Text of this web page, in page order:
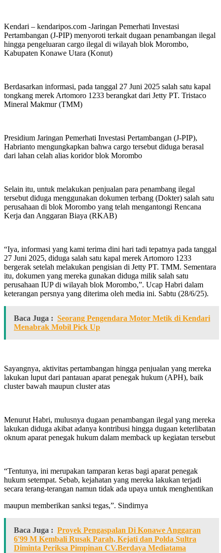
Kendari – kendaripos.com -Jaringan Pemerhati Investasi
Pertambangan (J-PIP) menyoroti terkait dugaan penambangan ilegal
hingga pengeluaran cargo ilegal di wilayah blok Morombo,
Kabupaten Konawe Utara (Konut)
Berdasarkan informasi, pada tanggal 27 Juni 2025 salah satu kapal
tongkang merek Artomoro 1233 berangkat dari Jetty PT. Tristaco
Mineral Makmur (TMM)
Presidium Jaringan Pemerhati Investasi Pertambangan (J-PIP),
Habrianto mengungkapkan bahwa cargo tersebut diduga berasal
dari lahan celah alias koridor blok Morombo
Selain itu, untuk melakukan penjualan para penambang ilegal
tersebut diduga menggunakan dokumen terbang (Dokter) salah satu
perusahaan di blok Morombo yang telah mengantongi Rencana
Kerja dan Anggaran Biaya (RKAB)
“Iya, informasi yang kami terima dini hari tadi tepatnya pada tanggal
27 Juni 2025, diduga salah satu kapal merek Artomoro 1233
bergerak setelah melakukan pengisian di Jetty PT. TMM. Sementara
itu, dokumen yang mereka gunakan diduga milik salah satu
perusahaan IUP di wilayah blok Morombo,”. Ucap Habri dalam
keterangan persnya yang diterima oleh media ini. Sabtu (28/6/25).
Baca Juga : Seorang Pengendara Motor Metik di Kendari
Menabrak Mobil Pick Up
Sayangnya, aktivitas pertambangan hingga penjualan yang mereka
lakukan luput dari pantauan aparat penegak hukum (APH), baik
cluster bawah maupun cluster atas
Menurut Habri, mulusnya dugaan penambangan ilegal yang mereka
lakukan diduga akibat adanya kontribusi hingga dugaan keterlibatan
oknum aparat penegak hukum dalam memback up kegiatan tersebut
“Tentunya, ini merupakan tamparan keras bagi aparat penegak
hukum setempat. Sebab, kejahatan yang mereka lakukan terjadi
secara terang-terangan namun tidak ada upaya untuk menghentikan
maupun memberikan sanksi tegas,”. Sindirnya
Baca Juga : Proyek Pengaspalan Di Konawe Anggaran
6'99 M Kembali Rusak Parah, Kejati dan Polda Sultra
Diminta Periksa Pimpinan CV.Berdaya Mediatama